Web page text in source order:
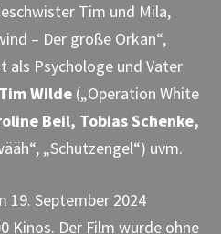
Tim und Mila,
– Der große Orkan“,
als Psychologe und Vater
Tim Wilde(„Operation White
Beil, Tobias Schenke,
„Schutzengel“) uvm.
19. September 2024
Kinos. Der Film wurde ohne